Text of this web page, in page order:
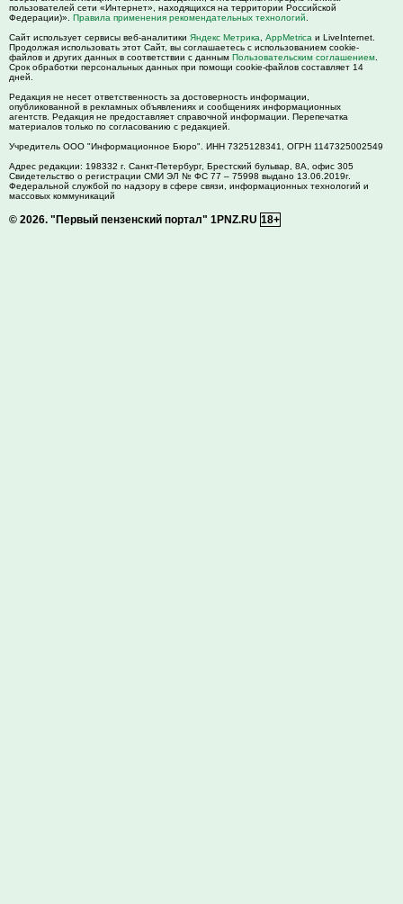
пользователей сети «Интернет», находящихся на территории Российской
Федерации)». Правила применения рекомендательных технологий
Сайт использует сервисы веб-аналитики Яндекс Метрика AppMetrica и LiveInternet.
Продолжая использовать этот Сайт, вы соглашаетесь с использованием cookie-
файлов и других данных в соответствии с данным Пользовательским соглашением
Срок обработки персональных данных при помощи cookie-файлов составляет 14
дней.
Редакция не несет ответственность за достоверность информации,
опубликованной в рекламных объявлениях и сообщениях информационных
агентств. Редакция не предоставляет справочной информации. Перепечатка
материалов только по согласованию с редакцией.
Учредитель ООО "Информационное Бюро". ИНН 7325128341, ОГРН 1147325002549
Адрес редакции: 198332 г. Санкт-Петербург, Брестский бульвар, 8А, офис 305
Свидетельство о регистрации СМИ ЭЛ № ФС 77 – 75998 выдано 13.06.2019г.
Федеральной службой по надзору в сфере связи, информационных технологий и
массовых коммуникаций
© 2026. "Первый пензенский портал" 1PNZ.RU 18+